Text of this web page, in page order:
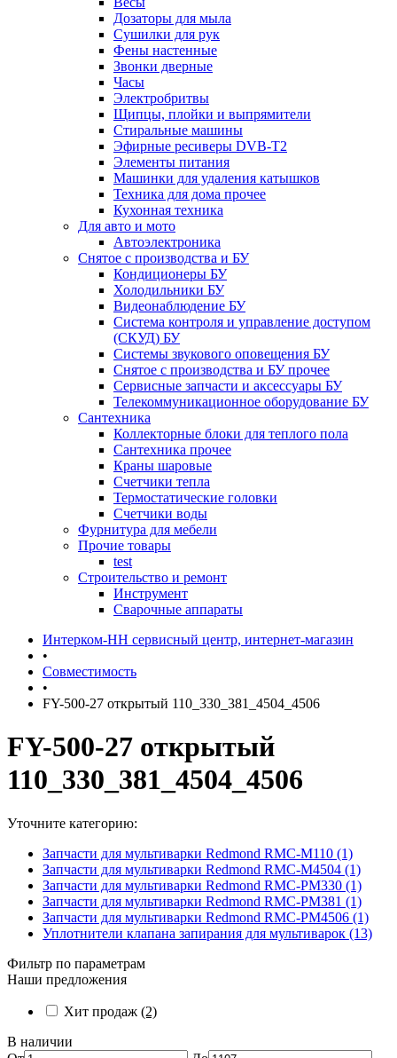
Дозаторы для мыла
Сушилки для рук
Фены настенные
Звонки дверные
Часы
Электробритвы
Щипцы, плойки и выпрямители
Стиральные машины
Эфирные ресиверы DVB-T2
Элементы питания
Машинки для удаления катышков
Техника для дома прочее
Кухонная техника
Для авто и мото
Автоэлектроника
Снятое с производства и БУ
Кондиционеры БУ
Холодильники БУ
Видеонаблюдение БУ
Система контроля и управление доступом
(СКУД) БУ
Системы звукового оповещения БУ
Снятое с производства и БУ прочее
Сервисные запчасти и аксессуары БУ
Телекоммуникационное оборудование БУ
Сантехника
Коллекторные блоки для теплого пола
Сантехника прочее
Краны шаровые
Счетчики тепла
Термоcтатические головки
Счетчики воды
Фурнитура для мебели
Прочие товары
test
Строительство и ремонт
Инструмент
Сварочные аппараты
Интерком-НН сервисный центр, интернет-магазин
•
Совместимость
•
FY-500-27 открытый 110_330_381_4504_4506
FY-500-27 открытый
110_330_381_4504_4506
Уточните категорию:
Запчасти для мультиварки Redmond RMC-M110 (1)
Запчасти для мультиварки Redmond RMC-M4504 (1)
Запчасти для мультиварки Redmond RMC-PM330 (1)
Запчасти для мультиварки Redmond RMC-PM381 (1)
Запчасти для мультиварки Redmond RMC-PM4506 (1)
Уплотнители клапана запирания для мультиварок (13)
Фильтр по параметрам
Наши предложения
Хит продаж (2)
В наличии